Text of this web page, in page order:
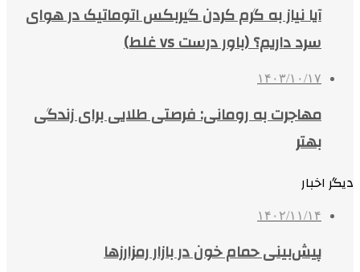
آیا نیاز به گرم کردن گیربکس اتوماتیک در هوای
سرد داریم؟ (باور درست vs غلط)
۱۴۰۳/۱۰/۱۷
مهاجرت به رومانی: فرصتی طلایی برای زندگی
بهتر
دیگر اخبار
۱۴۰۲/۱۱/۱۴
پیش‌بینی حمام خون در بازار رمزارزها